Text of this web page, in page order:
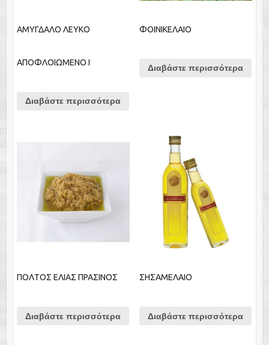
ΑΜΥΓΔΑΛΟ ΛΕΥΚΟ
ΑΠΟΦΛΟΙΩΜΕΝΟ Ι
Διαβάστε περισσότερα
ΦΟΙΝΙΚΕΛΑΙΟ
Διαβάστε περισσότερα
ΠΟΛΤΟΣ ΕΛΙΑΣ ΠΡΑΣΙΝΟΣ
Διαβάστε περισσότερα
ΣΗΣΑΜΕΛΑΙΟ
Διαβάστε περισσότερα